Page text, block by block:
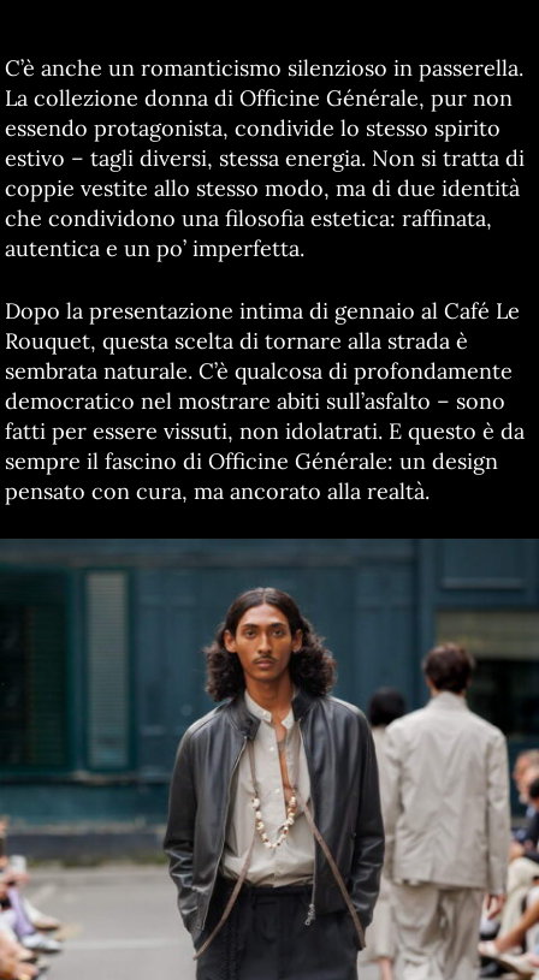
C’è anche un romanticismo silenzioso in passerella.
La collezione donna di Officine Générale, pur non
essendo protagonista, condivide lo stesso spirito
estivo – tagli diversi, stessa energia. Non si tratta di
coppie vestite allo stesso modo, ma di due identità
che condividono una filosofia estetica: raffinata,
autentica e un po’ imperfetta.
Dopo la presentazione intima di gennaio al Café Le
Rouquet, questa scelta di tornare alla strada è
sembrata naturale. C’è qualcosa di profondamente
democratico nel mostrare abiti sull’asfalto – sono
fatti per essere vissuti, non idolatrati. E questo è da
sempre il fascino di Officine Générale: un design
pensato con cura, ma ancorato alla realtà.